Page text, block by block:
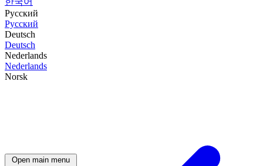
Русский
Русский
Deutsch
Deutsch
Nederlands
Nederlands
Norsk
Open main menu